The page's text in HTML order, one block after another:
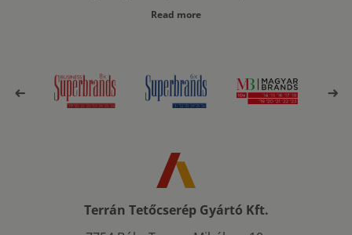
Read more
Terrán Tetőcserép Gyártó Kft.